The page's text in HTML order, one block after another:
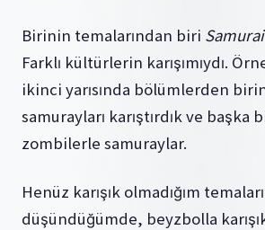
Birinin temalarından biri
Farklı kültürlerin karışımıydı.
ikinci yarısında bölümlerden
samurayları karıştırdık ve başka
zombilerle samuraylar.
Henüz karışık olmadığım temaları
düşündüğümde, beyzbolla